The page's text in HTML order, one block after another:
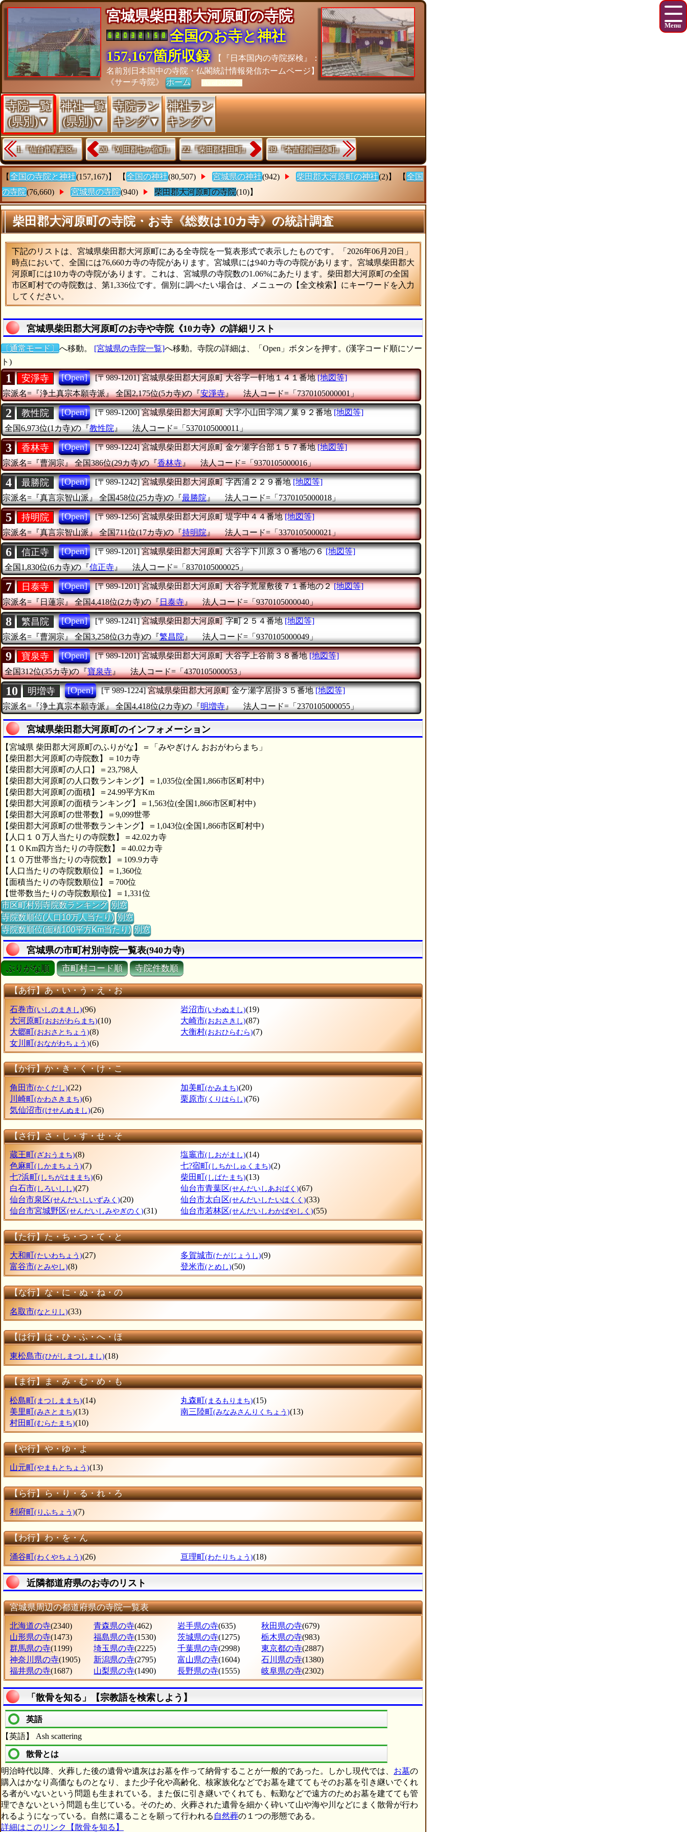
宮城県柴田郡大河原町の寺院
全国のお寺と神社
157,167箇所収録
【『日本国内の寺院探検』：
名前別日本国中の寺院・仏閣統計情報発信ホームページ】
《サーチ寺院》ホーム [As of 26/07/28]
寺院一覧
(県別)▼
神社一覧
(県別)▼
寺院ラン
キング▼
神社ラン
キング▼
1.『仙台市青葉区』 20.『刈田郡七ヶ宿町』 22.『柴田郡村田町』 39.『本吉郡南三陸町』
【 全国の寺院と神社(157,167)】 【 全国の神社(80,507) 宮城県の神社(942) 柴田郡大河原町の神社(2)】 【 全国
の寺院(76,660) 宮城県の寺院(940) 柴田郡大河原町の寺院(10)】
柴田郡大河原町の寺院・お寺《総数は10カ寺》の統計調査
下記のリストは、宮城県柴田郡大河原町にある全寺院を一覧表形式で表示したものです。「2026年06月20日」
時点において、全国には76,660カ寺の寺院があります。宮城県には940カ寺の寺院があります。宮城県柴田郡大
河原町には10カ寺の寺院があります。これは、宮城県の寺院数の1.06%にあたります。柴田郡大河原町の全国
市区町村での寺院数は、第1,336位です。個別に調べたい場合は、メニューの【全文検索】にキーワードを入力
してください。
宮城県柴田郡大河原町のお寺や寺院《10カ寺》の詳細リスト
〔通常モード〕 へ移動。 [宮城県の寺院一覧]へ移動。寺院の詳細は、「Open」ボタンを押す。(漢字コード順にソー
ト)
1 安淨寺 [Open] [〒989-1201] 宮城県柴田郡大河原町大谷字一軒地１４１番地 [地図等]
宗派名=『浄土真宗本願寺派』 全国2,175位(5カ寺)の『安淨寺』 法人コード=「7370105000001」
2 教性院 [Open] [〒989-1200] 宮城県柴田郡大河原町大字小山田字鴻ノ巢９２番地 [地図等]
全国6,973位(1カ寺)の『教性院 』 法人コード=「5370105000011」
3 香林寺 [Open] [〒989-1224] 宮城県柴田郡大河原町金ケ瀬字台部１５７番地 [地図等]
宗派名=『曹洞宗』 全国386位(29カ寺)の『香林寺』 法人コード=「9370105000016」
4 最勝院 [Open] [〒989-1242] 宮城県柴田郡大河原町字西浦２２９番地 [地図等]
宗派名=『真言宗智山派』
全国458位(25カ寺)の『最勝院 』 法人コード=「7370105000018」
5 持明院 [Open] [〒989-1256] 宮城県柴田郡大河原町堤字中４４番地 [地図等]
宗派名=『真言宗智山派』 全国711位(17カ寺)の『持明院』 法人コード=「3370105000021」
6 信正寺 [Open] [〒989-1201] 宮城県柴田郡大河原町大谷字下川原３０番地の６ [地図等]
全国1,830位(6カ寺)の『信正寺 』 法人コード=「8370105000025」
7 日泰寺 [Open] [〒989-1201] 宮城県柴田郡大河原町大谷字荒屋敷後７１番地の２ [地図等]
宗派名=『日蓮宗』 全国4,418位(2カ寺)の『日泰寺』 法人コード=「9370105000040」
8 繁昌院 [Open] [〒989-1241] 宮城県柴田郡大河原町字町２５４番地 [地図等]
宗派名=『曹洞宗』
全国3,258位(3カ寺)の『繁昌院 』 法人コード=「9370105000049」
9 寶泉寺 [Open] [〒989-1201] 宮城県柴田郡大河原町大谷字上谷前３８番地 [地図等]
全国312位(35カ寺)の『寶泉寺』 法人コード=「4370105000053」
10 明増寺 [Open] [〒989-1224] 宮城県柴田郡大河原町金ケ瀬字居掛３５番地 [地図等]
宗派名=『浄土真宗本願寺派』
全国4,418位(2カ寺)の『明増寺 』 法人コード=「2370105000055」
宮城県柴田郡大河原町のインフォメーション
【宮城県 柴田郡大河原町のふりがな】＝「みやぎけん おおがわらまち」
【柴田郡大河原町の寺院数】＝10カ寺
【柴田郡大河原町の人口】＝23,798人
【柴田郡大河原町の人口数ランキング】＝1,035位(全国1,866市区町村中)
【柴田郡大河原町の面積】＝24.99平方Km
【柴田郡大河原町の面積ランキング】＝1,563位(全国1,866市区町村中)
【柴田郡大河原町の世帯数】＝9,099世帯
【柴田郡大河原町の世帯数ランキング】＝1,043位(全国1,866市区町村中)
【人口１０万人当たりの寺院数】＝42.02カ寺
【１０Km四方当たりの寺院数】＝40.02カ寺
【１０万世帯当たりの寺院数】＝109.9カ寺
【人口当たりの寺院数順位】＝1,360位
【面積当たりの寺院数順位】＝700位
【世帯数当たりの寺院数順位】＝1,331位
市区町村別寺院数ランキング 別窓
寺院数順位(人口10万人当たり) 別窓
寺院数順位(面積100平方Km当たり) 別窓
宮城県の市町村別寺院一覧表(940カ寺)
ぶりがな順 市町村コード順 寺院件数順
【あ行】あ・い・う・え・お
石巻市(いしのまきし)(96) 岩沼市(いわぬまし)(19)
大河原町(おおがわらまち)(10) 大崎市(おおさきし)(87)
大郷町(おおさとちょう)(8) 大衡村(おおひらむら)(7)
女川町(おながわちょう)(6)
【か行】か・き・く・け・こ
角田市(かくだし)(22) 加美町(かみまち)(20)
川崎町(かわさきまち)(6) 栗原市(くりはらし)(76)
気仙沼市(けせんぬまし)(26)
【さ行】さ・し・す・せ・そ
蔵王町(ざおうまち)(8) 塩竈市(しおがまし)(14)
色麻町(しかまちょう)(7) 七?宿町(しちかしゅくまち)(2)
七?浜町(しちがはままち)(6) 柴田町(しばたまち)(13)
白石市(しろいしし)(27) 仙台市青葉区(せんだいしあおばく)(67)
仙台市泉区(せんだいしいずみく)(20) 仙台市太白区(せんだいしたいはくく)(33)
仙台市宮城野区(せんだいしみやぎのく)(31) 仙台市若林区(せんだいしわかばやしく)(55)
【た行】た・ち・つ・て・と
大和町(たいわちょう)(27) 多賀城市(たがじょうし)(9)
富谷市(とみやし)(8) 登米市(とめし)(50)
【な行】な・に・ぬ・ね・の
名取市(なとりし)(33)
【は行】は・ひ・ふ・へ・ほ
東松島市(ひがしまつしまし)(18)
【ま行】ま・み・む・め・も
松島町(まつしままち)(14) 丸森町(まるもりまち)(15)
美里町(みさとまち)(13) 南三陸町(みなみさんりくちょう)(13)
村田町(むらたまち)(10)
【や行】や・ゆ・よ
山元町(やまもとちょう)(13)
【ら行】ら・り・る・れ・ろ
利府町(りふちょう)(7)
【わ行】わ・を・ん
涌谷町(わくやちょう)(26) 亘理町(わたりちょう)(18)
近隣都道府県のお寺のリスト
宮城県周辺の都道府県の寺院一覧表
北海道の寺(2340) 青森県の寺(462) 岩手県の寺(635) 秋田県の寺(679)
山形県の寺(1473) 福島県の寺(1530) 茨城県の寺(1275) 栃木県の寺(983)
群馬県の寺(1199) 埼玉県の寺(2225) 千葉県の寺(2998) 東京都の寺(2887)
神奈川県の寺(1905) 新潟県の寺(2795) 富山県の寺(1604) 石川県の寺(1380)
福井県の寺(1687) 山梨県の寺(1490) 長野県の寺(1555) 岐阜県の寺(2302)
「散骨を知る」【宗教語を検索しよう】
英語
【英語】 Ash scattering
散骨とは
明治時代以降、火葬した後の遺骨や遺灰はお墓を作って納骨することが一般的であった。しかし現代では、 お墓の
購入はかなり高価なものとなり、また少子化や高齢化、核家族化などでお墓を建ててもそのお墓を引き継いでくれ
る者がいないという問題も生まれている。また仮に引き継いでくれても、転勤などで遠方のためお墓を建てても管
理できないという問題も生じている。そのため、火葬された遺骨を細かく砕いて山や海や川などにまく散骨が行わ
れるようになっている。自然に還ることを願って行われる 自然葬の１つの形態である。
詳細はこのリンク【散骨を知る】